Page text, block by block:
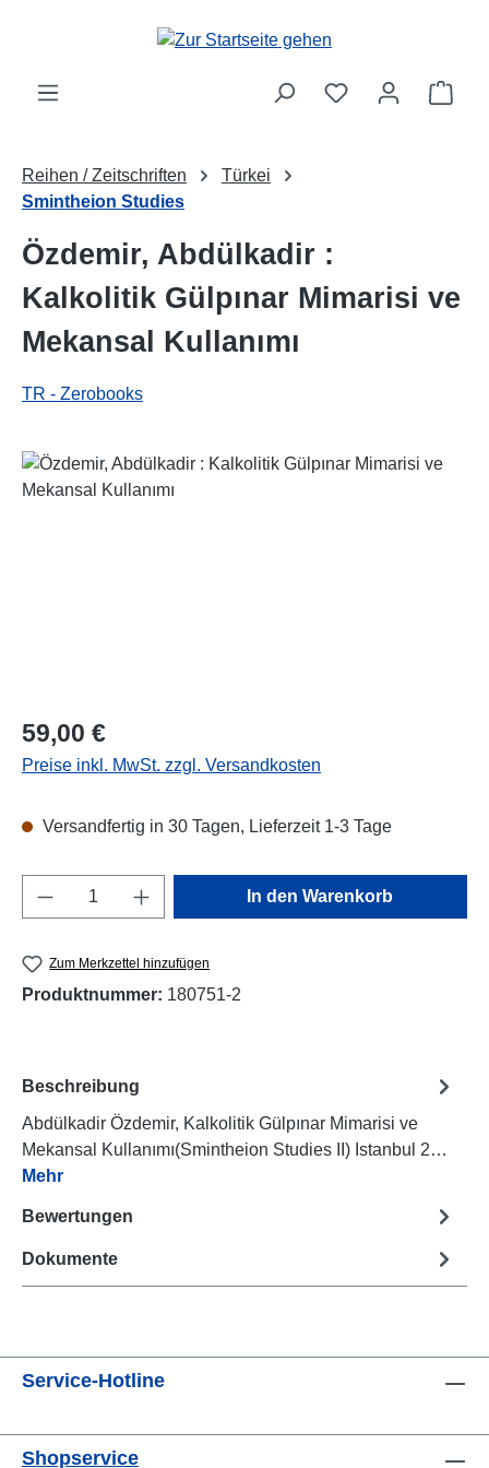
Zum Hauptinhalt springen
Reihen / Zeitschriften
Türkei
Smintheion Studies
Özdemir, Abdülkadir :
Kalkolitik Gülpınar Mimarisi ve
Mekansal Kullanımı
TR - Zerobooks
Bildergalerie überspringen
Regulärer Preis:
59,00 €
Preise inkl. MwSt. zzgl. Versandkosten
Versandfertig in 30 Tagen, Lieferzeit 1-3 Tage
Produkt Anzahl: Gib den gewünschten
In den Warenkorb
Zum Merkzettel hinzufügen
Produktnummer: 180751-2
Beschreibung
Abdülkadir Özdemir, Kalkolitik Gülpınar Mimarisi ve
Mekansal Kullanımı(Smintheion Studies II) Istanbul 2…
Mehr
Bewertungen
Dokumente
Service-Hotline
Shopservice